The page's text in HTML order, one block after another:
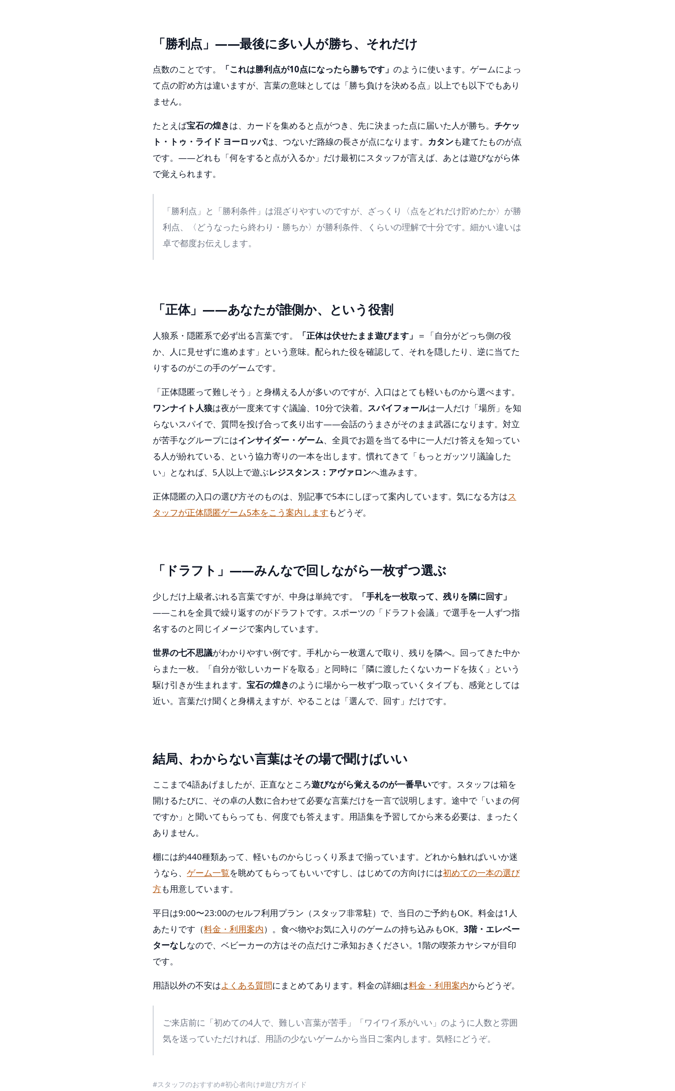
「勝利点」——最後に多い人が勝ち、それだけ
点数のことです。 「これは勝利点が10点になったら勝ちです」 のように使います。ゲームによっ
て点の貯め方は違いますが、言葉の意味としては「勝ち負けを決める点」以上でも以下でもあり
ません。
たとえば宝石の煌きは、カードを集めると点がつき、先に決まった点に届いた人が勝ち。 チケッ
ト・トゥ・ライド ヨーロッパは、つないだ路線の長さが点になります。 カタンも建てたものが点
です。——どれも「何をすると点が入るか」だけ最初にスタッフが言えば、あとは遊びながら体
で覚えられます。
「勝利点」と「勝利条件」は混ざりやすいのですが、ざっくり〈点をどれだけ貯めたか〉が勝
利点、〈どうなったら終わり・勝ちか〉が勝利条件、くらいの理解で十分です。細かい違いは
卓で都度お伝えします。
「正体」——あなたが誰側か、という役割
人狼系・隠匿系で必ず出る言葉です。 「正体は伏せたまま遊びます」 ＝「自分がどっち側の役
か、人に見せずに進めます」という意味。配られた役を確認して、それを隠したり、逆に当てた
りするのがこの手のゲームです。
「正体隠匿って難しそう」と身構える人が多いのですが、入口はとても軽いものから選べます。
ワンナイト人狼は夜が一度来てすぐ議論、10分で決着。 スパイフォールは一人だけ「場所」を知
らないスパイで、質問を投げ合って炙り出す——会話のうまさがそのまま武器になります。対立
が苦手なグループにはインサイダー・ゲーム、全員でお題を当てる中に一人だけ答えを知ってい
る人が紛れている、という協力寄りの一本を出します。慣れてきて「もっとガッツリ議論した
い」となれば、5人以上で遊ぶレジスタンス：アヴァロンへ進みます。
正体隠匿の入口の選び方そのものは、別記事で5本にしぼって案内しています。気になる方はス
タッフが正体隠匿ゲーム5本をこう案内しますもどうぞ。
「ドラフト」——みんなで回しながら一枚ずつ選ぶ
少しだけ上級者ぶれる言葉ですが、中身は単純です。
「手札を一枚取って、残りを隣に回す」
——これを全員で繰り返すのがドラフトです。スポーツの「ドラフト会議」で選手を一人ずつ指
名するのと同じイメージで案内しています。
世界の七不思議がわかりやすい例です。手札から一枚選んで取り、残りを隣へ。回ってきた中か
らまた一枚。「自分が欲しいカードを取る」と同時に「隣に渡したくないカードを抜く」という
駆け引きが生まれます。 宝石の煌きのように場から一枚ずつ取っていくタイプも、感覚としては
近い。言葉だけ聞くと身構えますが、やることは「選んで、回す」だけです。
結局、わからない言葉はその場で聞けばいい
ここまで4語あげましたが、正直なところ遊びながら覚えるのが一番早いです。スタッフは箱を
開けるたびに、その卓の人数に合わせて必要な言葉だけを一言で説明します。途中で「いまの何
ですか」と聞いてもらっても、何度でも答えます。用語集を予習してから来る必要は、まったく
ありません。
棚には約440種類あって、軽いものからじっくり系まで揃っています。どれから触ればいいか迷
うなら、 ゲーム一覧を眺めてもらってもいいですし、はじめての方向けには初めての一本の選び
方も用意しています。
平日は9:00〜23:00のセルフ利用プラン（スタッフ非常駐）で、当日のご予約もOK。料金は1人
あたりです（料金・利用案内）。食べ物やお気に入りのゲームの持ち込みもOK。 3階・エレベー
ターなしなので、ベビーカーの方はその点だけご承知おきください。1階の喫茶カヤシマが目印
です。
用語以外の不安はよくある質問にまとめてあります。料金の詳細は料金・利用案内からどうぞ。
ご来店前に「初めての4人で、難しい言葉が苦手」「ワイワイ系がいい」のように人数と雰囲
気を送っていただければ、用語の少ないゲームから当日ご案内します。気軽にどうぞ。
#スタッフのおすすめ#初心者向け#遊び方ガイド